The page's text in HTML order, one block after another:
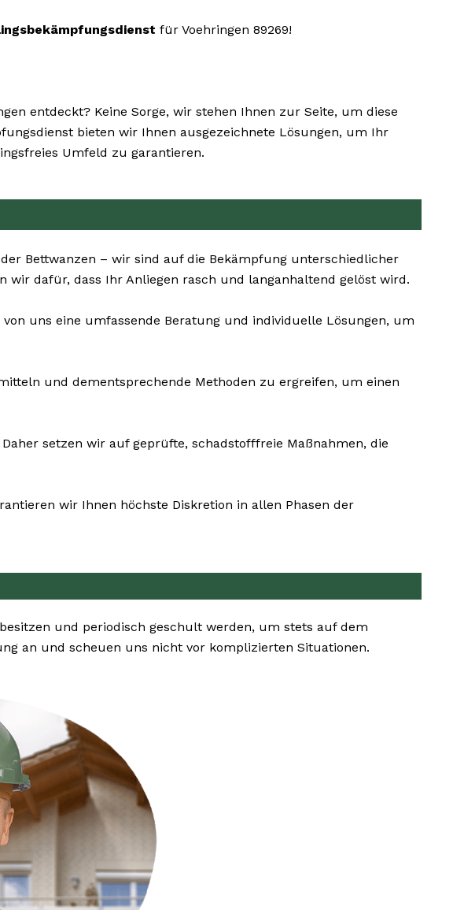
für Voehringen 89269!
entdeckt? Keine Sorge, wir stehen Ihnen zur Seite, um diese
bieten wir Ihnen ausgezeichnete Lösungen, um Ihr
Umfeld zu garantieren.
Bettwanzen – wir sind auf die Bekämpfung unterschiedlicher
wir dafür, dass Ihr Anliegen rasch und langanhaltend gelöst wird.
uns eine umfassende Beratung und individuelle Lösungen, um
und dementsprechende Methoden zu ergreifen, um einen
setzen wir auf geprüfte, schadstofffreie Maßnahmen, die
wir Ihnen höchste Diskretion in allen Phasen der
und periodisch geschult werden, um stets auf dem
an und scheuen uns nicht vor komplizierten Situationen.